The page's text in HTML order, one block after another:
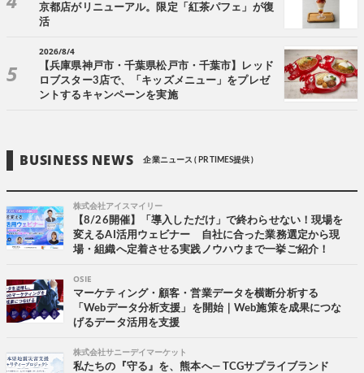
京都店がリニューアル。限定「紅茶パフェ」が復
活
2026/8/4
【兵庫県神戸市・千葉県松戸市・千葉市】レッド
ロブスター3店で、「キッズメニュー」をプレゼ
ントするキャンペーンを実施
BUSINESS NEWS 企業ニュース ( PR TIMES提供 )
株式会社アイスマイリー
【8/26開催】「導入しただけ」で終わらせない！現場を
変えるAI活用ウェビナー 自社に合った業務選定から現
場・組織へ定着させる実践ノウハウまで一挙ご紹介！
OSIE
マーケティング・顧客・営業データを横断分析する
「Webデータ分析支援」を開始｜Web施策を成果につな
げるデータ活用を支援
株式会社サニーデイマーケット
私たちの『守る』を、熊本へ― TCGサプライブランド